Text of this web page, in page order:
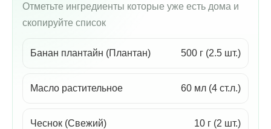
Отметьте ингредиенты которые уже есть дома и
скопируйте список
Банан плантайн (Плантан) 500 г (2.5 шт.)
Масло растительное 60 мл (4 ст.л.)
Чеснок (Свежий) 10 г (2 шт.)